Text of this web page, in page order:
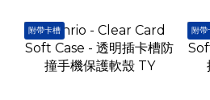
附帶卡槽 附帶